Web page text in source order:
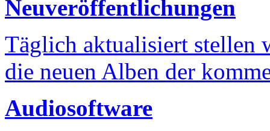
Neuveröffentlichungen
Täglich aktualisiert stellen
die neuen Alben der
Audiosoftware